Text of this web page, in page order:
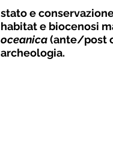
stato e
habitat e biocenosi
oceanica(ante/post
archeologia.